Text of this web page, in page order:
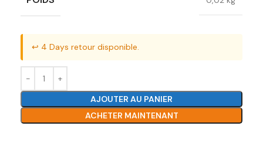
↩️ 4 Days retour disponible.
AJOUTER AU PANIER
ACHETER MAINTENANT